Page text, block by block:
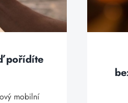
pořídíte
mobilní